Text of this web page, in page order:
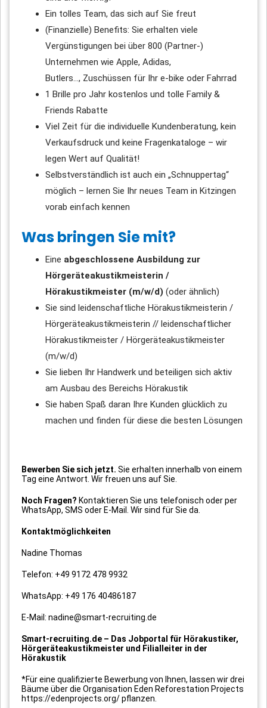
Ein tolles Team, das sich auf Sie freut
(Finanzielle) Benefits: Sie erhalten viele
Vergünstigungen bei über 800 (Partner-)
Unternehmen wie Apple, Adidas,
Butlers…, Zuschüssen für Ihr e-bike oder Fahrrad
1 Brille pro Jahr kostenlos und tolle Family &
Friends Rabatte
Viel Zeit für die individuelle Kundenberatung, kein
Verkaufsdruck und keine Fragenkataloge – wir
legen Wert auf Qualität!
Selbstverständlich ist auch ein „Schnuppertag“
möglich – lernen Sie Ihr neues Team in Kitzingen
vorab einfach kennen
Was bringen Sie mit?
Eine abgeschlossene Ausbildung zur
Hörgeräteakustikmeisterin /
Hörakustikmeister (m/w/d) (oder ähnlich)
Sie sind leidenschaftliche Hörakustikmeisterin /
Hörgeräteakustikmeisterin // leidenschaftlicher
Hörakustikmeister / Hörgeräteakustikmeister
(m/w/d)
Sie lieben Ihr Handwerk und beteiligen sich aktiv
am Ausbau des Bereichs Hörakustik
Sie haben Spaß daran Ihre Kunden glücklich zu
machen und finden für diese die besten Lösungen
Bewerben Sie sich jetzt. Sie erhalten innerhalb von einem
Tag eine Antwort. Wir freuen uns auf Sie.
Noch Fragen? Kontaktieren Sie uns telefonisch oder per
WhatsApp, SMS oder E-Mail. Wir sind für Sie da.
Kontaktmöglichkeiten
Nadine Thomas
Telefon: +49 9172 478 9932
WhatsApp: +49 176 40486187
E-Mail: nadine@smart-recruiting.de
Smart-recruiting.de – Das Jobportal für Hörakustiker,
Hörgeräteakustikmeister und Filialleiter in der
Hörakustik
*Für eine qualifizierte Bewerbung von Ihnen, lassen wir drei
Bäume über die Organisation Eden Reforestation Projects
https://edenprojects.org/ pflanzen.